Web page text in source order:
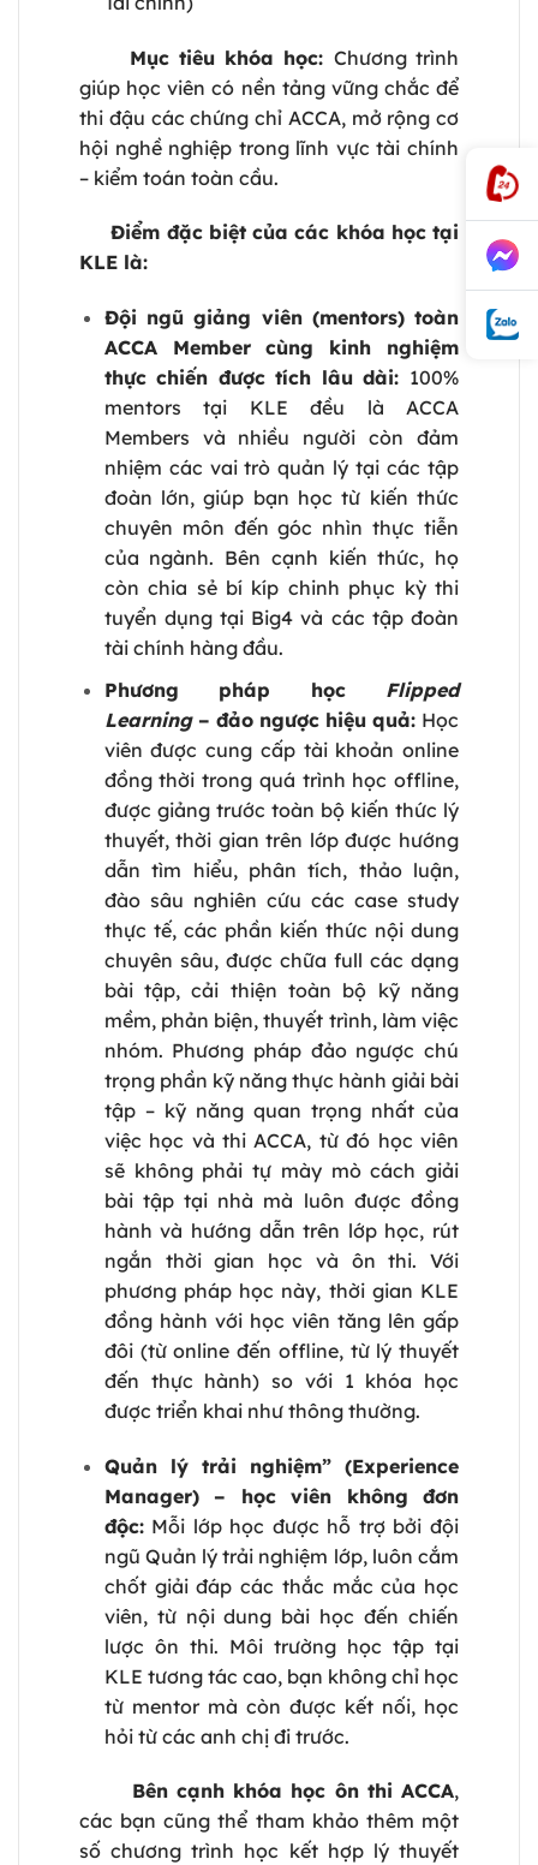
Mục tiêu khóa học: Chương trình
giúp học viên có nền tảng vững chắc để
thi đậu các chứng chỉ ACCA, mở rộng cơ
hội nghề nghiệp trong lĩnh vực tài chính
– kiểm toán toàn cầu.
Điểm đặc biệt của các khóa học tại
KLE là:
Đội ngũ giảng viên (mentors) toàn
ACCA Member cùng kinh nghiệm
thực chiến được tích lâu dài: 100%
mentors tại KLE đều là ACCA
Members và nhiều người còn đảm
nhiệm các vai trò quản lý tại các tập
đoàn lớn, giúp bạn học từ kiến thức
chuyên môn đến góc nhìn thực tiễn
của ngành. Bên cạnh kiến thức, họ
còn chia sẻ bí kíp chinh phục kỳ thi
tuyển dụng tại Big4 và các tập đoàn
tài chính hàng đầu.
Phương pháp học Flipped
Learning– đảo ngược hiệu quả: Học
viên được cung cấp tài khoản online
đồng thời trong quá trình học offline,
được giảng trước toàn bộ kiến thức lý
thuyết, thời gian trên lớp được hướng
dẫn tìm hiểu, phân tích, thảo luận,
đào sâu nghiên cứu các case study
thực tế, các phần kiến thức nội dung
chuyên sâu, được chữa full các dạng
bài tập, cải thiện toàn bộ kỹ năng
mềm, phản biện, thuyết trình, làm việc
nhóm. Phương pháp đảo ngược chú
trọng phần kỹ năng thực hành giải bài
tập – kỹ năng quan trọng nhất của
việc học và thi ACCA, từ đó học viên
sẽ không phải tự mày mò cách giải
bài tập tại nhà mà luôn được đồng
hành và hướng dẫn trên lớp học, rút
ngắn thời gian học và ôn thi. Với
phương pháp học này, thời gian KLE
đồng hành với học viên tăng lên gấp
đôi (từ online đến offline, từ lý thuyết
đến thực hành) so với 1 khóa học
được triển khai như thông thường.
Quản lý trải nghiệm” (Experience
Manager) – học viên không đơn
độc:Mỗi lớp học được hỗ trợ bởi đội
ngũ Quản lý trải nghiệm lớp, luôn cắm
chốt giải đáp các thắc mắc của học
viên, từ nội dung bài học đến chiến
lược ôn thi. Môi trường học tập tại
KLE tương tác cao, bạn không chỉ học
từ mentor mà còn được kết nối, học
hỏi từ các anh chị đi trước.
Bên cạnh khóa học ôn thi ACCA,
các bạn cũng thể tham khảo thêm một
số chương trình học kết hợp lý thuyết